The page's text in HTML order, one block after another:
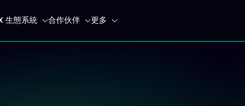
生態系統 合作伙伴 更多